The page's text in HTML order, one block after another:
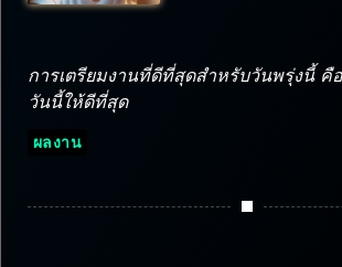
การเตรียมงานที่ดีที่สุดสำหรับวันพรุ่งนี้ คื
วันนี้ให้ดีที่สุด
ผลงาน